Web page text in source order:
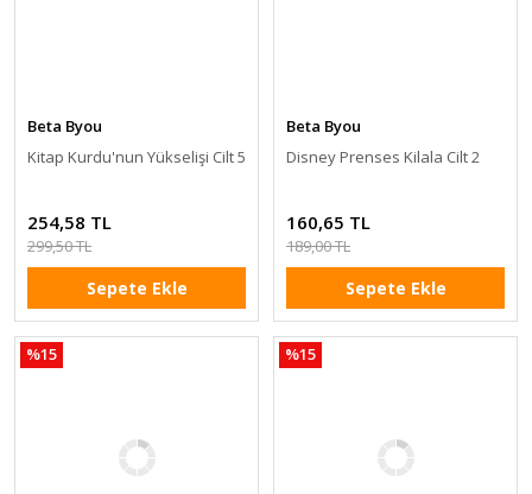
Beta Byou
Kitap Kurdu'nun Yükselişi Cilt 5
254,58 TL
299,50 TL
Sepete Ekle
Beta Byou
Disney Prenses Kilala Cilt 2
160,65 TL
189,00 TL
Sepete Ekle
%15 %15